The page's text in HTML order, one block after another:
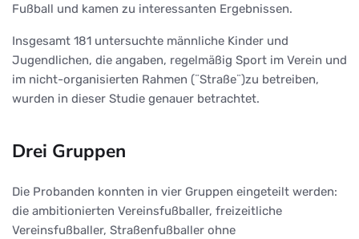
Fußball und kamen zu interessanten Ergebnissen.
Insgesamt 181 untersuchte männliche Kinder und
Jugendlichen, die angaben, regelmäßig Sport im Verein und
im nicht-organisierten Rahmen (¨Straße¨)zu betreiben,
wurden in dieser Studie genauer betrachtet.
Drei Gruppen
Die Probanden konnten in vier Gruppen eingeteilt werden:
die ambitionierten Vereinsfußballer, freizeitliche
Vereinsfußballer, Straßenfußballer ohne